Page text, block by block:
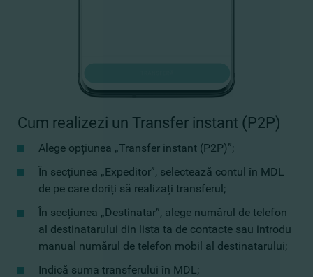
Cum realizezi un Transfer instant (P2P)
Alege opțiunea „Transfer instant (P2P)”;
În secțiunea „Expeditor”, selectează contul în MDL
de pe care doriți să realizați transferul;
În secțiunea „Destinatar”, alege numărul de telefon
al destinatarului din lista ta de contacte sau introdu
manual numărul de telefon mobil al destinatarului;
Indică suma transferului în MDL;